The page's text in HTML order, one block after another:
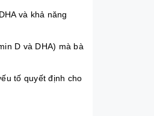
và khả năng
D và DHA) mà bà
tố quyết định cho